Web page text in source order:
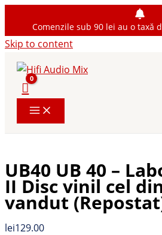
Comenzile sub 90 lei au o taxă
Skip to content
UB40 UB 40 –
II Disc vinil cel
vandut
lei129.00